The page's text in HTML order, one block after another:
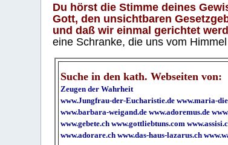
Du hörst die Stimme deines
Gott, den unsichtbaren
und daß wir einmal gerichtet
eine Schranke, die uns vom
Suche in den kath. Webseiten von:
Zeugen der Wahrheit
www.Jungfrau-der-Eucharistie.de www.maria-
www.barbara-weigand.de www.adoremus.de
www.gebete.ch www.gottliebtuns.com
www.adorare.ch www.das-haus-lazarus.ch